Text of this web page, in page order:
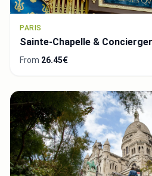
PARIS
Sainte-Chapelle &
From 26.45€